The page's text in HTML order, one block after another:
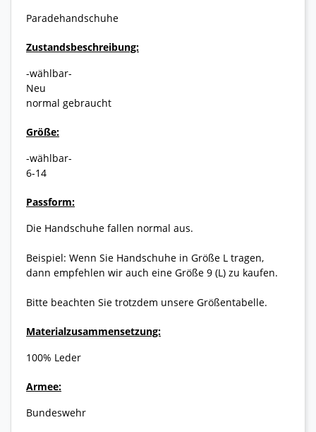
Paradehandschuhe
Zustandsbeschreibung:
-wählbar-
Neu
normal gebraucht
Größe:
-wählbar-
6-14
Passform:
Die Handschuhe fallen normal aus.
Beispiel: Wenn Sie Handschuhe in Größe L tragen,
dann empfehlen wir auch eine Größe 9 (L) zu kaufen.
Bitte beachten Sie trotzdem unsere Größentabelle.
Materialzusammensetzung:
100% Leder
Armee:
Bundeswehr